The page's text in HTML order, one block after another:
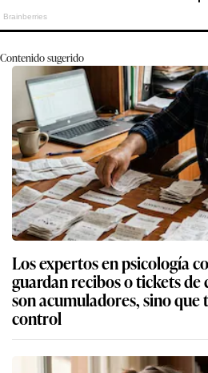
Contenido sugerido
Los expertos en psicología
guardan recibos o tickets de
son acumuladores, sino que
control